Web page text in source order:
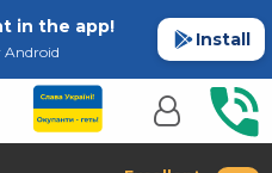
in the app!
Android
Install